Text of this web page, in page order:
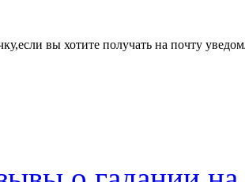
вы хотите получать на почту